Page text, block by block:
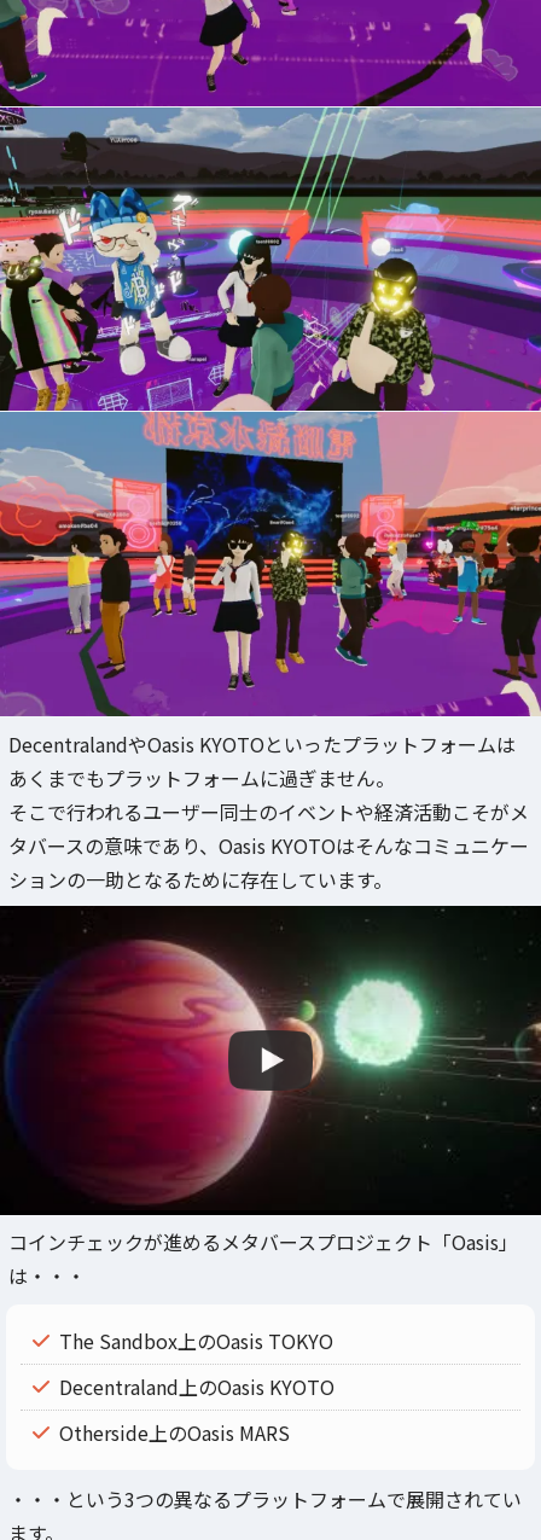
DecentralandやOasis KYOTOといったプラットフォームは
あくまでもプラットフォームに過ぎません。
そこで行われるユーザー同士のイベントや経済活動こそがメ
タバースの意味であり、Oasis KYOTOはそんなコミュニケー
ションの一助となるために存在しています。
コインチェックが進めるメタバースプロジェクト「Oasis」
は・・・
The Sandbox上のOasis TOKYO
Decentraland上のOasis KYOTO
Otherside上のOasis MARS
・・・という3つの異なるプラットフォームで展開されてい
ます。